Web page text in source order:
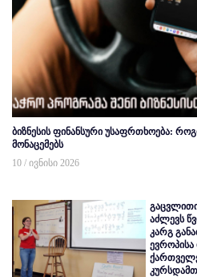
ბიზნესის ფინანსური უსაფრთხოება:
მონაცემებს
10 / ივნისი 2026
აძლევს
კარგ
ევროპისა